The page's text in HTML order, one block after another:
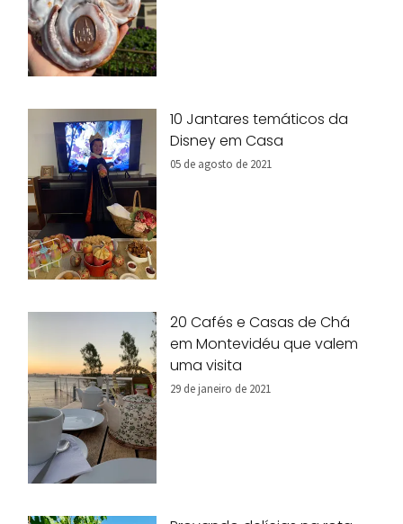
10 Jantares temáticos da
Disney em Casa
05 de agosto de 2021
20 Cafés e Casas de Chá
em Montevidéu que valem
uma visita
29 de janeiro de 2021